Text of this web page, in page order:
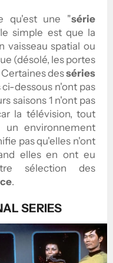
qu'est une "série
simple est que la
vaisseau spatial ou
(désolé, les portes
desséries
dessous n'ont pas
saisons 1 n'ont pas
la télévision, tout
environnement
pas qu'elles n'ont
elles en ont eu
sélection des
.
SERIES